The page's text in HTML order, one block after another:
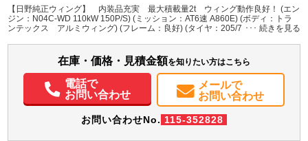
群馬県
W:2,090
H:2,220
W:2,180
H:3,200
無
パワステ パワーウィンドウ ABS エアバッグ
集中ドアロック
電動格納ミラー
カーナビ TV ETC バックモニター ドラレコ PMマフラー
【日野純正ウィング】 内装品充実 最大積載量2t ウィング動作良好！ (エン
ジン：N04C-WD 110kW 150P/S) (ミッション：AT6速 A860E) (ボディ：トラ
ンテックス アルミウィング) (フレーム：良好) (タイヤ：205/70R17.5
在庫・価格・見積金額を知りたい方はこちら
電話で
お問い合わせ
メールで
お問い合わせ
お問い合わせNo. 115-352828